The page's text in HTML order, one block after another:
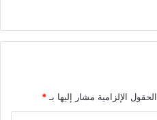
الحقول الإلزامية مشار إليها بـ*